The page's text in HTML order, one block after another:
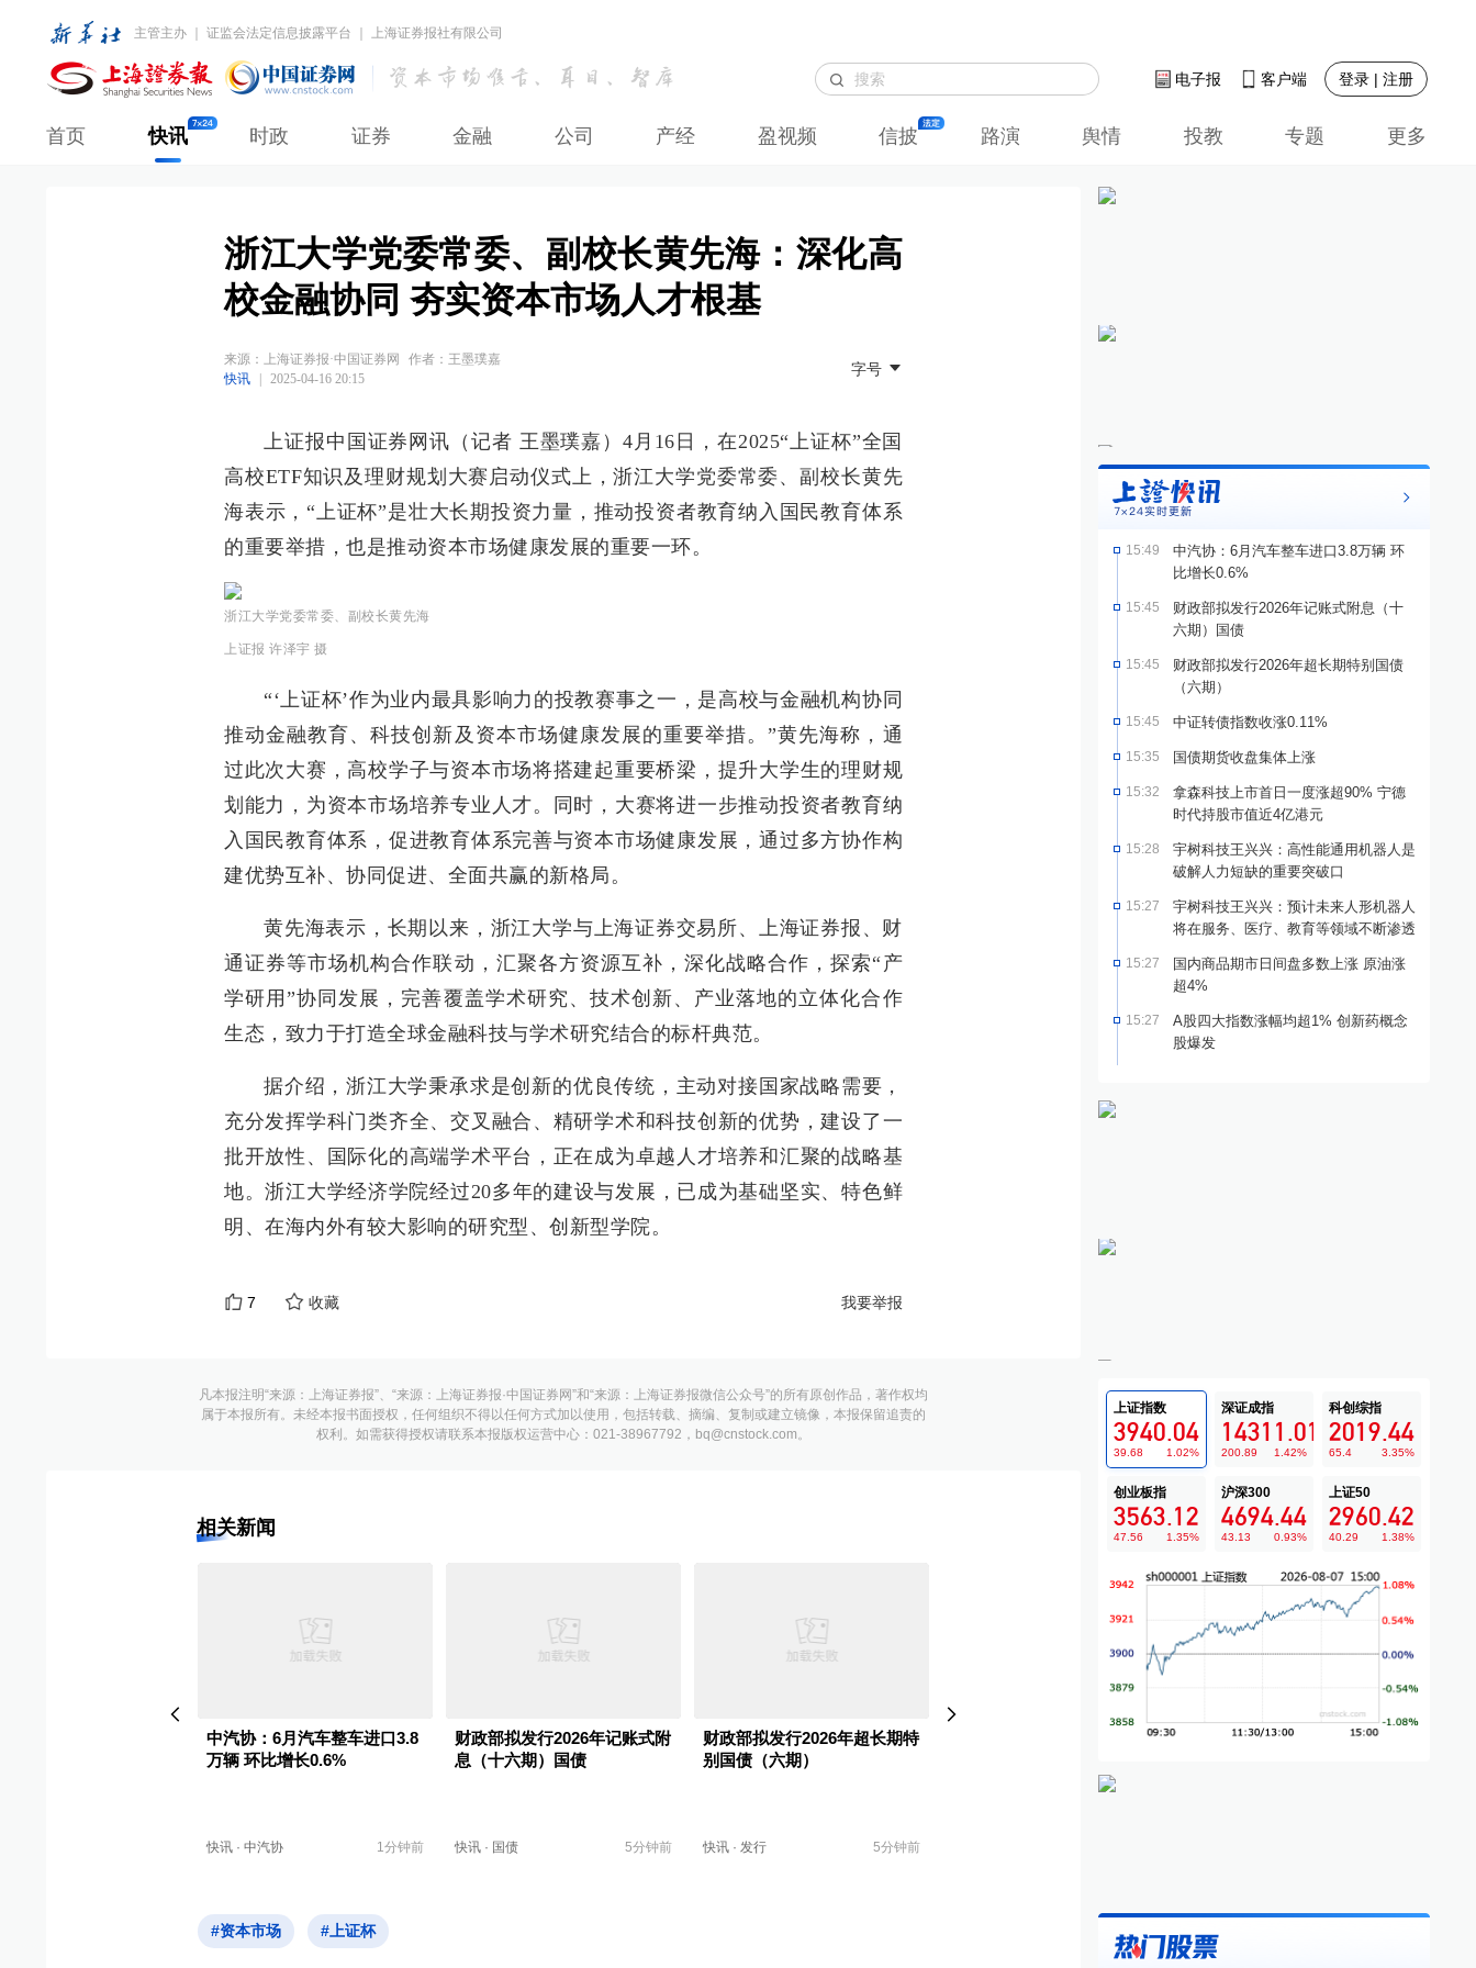
主管主办 ｜ 证监会法定信息披露平台 ｜ 上海证券报社有限公司
电子报 客户端 登录 | 注册
首页 快讯 时政 证券 金融 公司 产经 盈视频 信披 路演 舆情 投教 专题 更多
浙江大学党委常委、副校长黄先海：深化高
校金融协同 夯实资本市场人才根基
来源： 上海证券报·中国证券网
作者：王墨璞嘉
快讯
2025-04-16 20:15
字号
上证报中国证券网讯（记者 王墨璞嘉）4月16日，在2025“上证杯”全国
高校ETF知识及理财规划大赛启动仪式上，浙江大学党委常委、副校长黄先
海表示，“上证杯”是壮大长期投资力量，推动投资者教育纳入国民教育体系
的重要举措，也是推动资本市场健康发展的重要一环。
浙江大学党委常委、副校长黄先海
上证报 许泽宇 摄
“‘上证杯’作为业内最具影响力的投教赛事之一，是高校与金融机构协同
推动金融教育、科技创新及资本市场健康发展的重要举措。”黄先海称，通
过此次大赛，高校学子与资本市场将搭建起重要桥梁，提升大学生的理财规
划能力，为资本市场培养专业人才。同时，大赛将进一步推动投资者教育纳
入国民教育体系，促进教育体系完善与资本市场健康发展，通过多方协作构
建优势互补、协同促进、全面共赢的新格局。
黄先海表示，长期以来，浙江大学与上海证券交易所、上海证券报、财
通证券等市场机构合作联动，汇聚各方资源互补，深化战略合作，探索“产
学研用”协同发展，完善覆盖学术研究、技术创新、产业落地的立体化合作
生态，致力于打造全球金融科技与学术研究结合的标杆典范。
据介绍，浙江大学秉承求是创新的优良传统，主动对接国家战略需要，
充分发挥学科门类齐全、交叉融合、精研学术和科技创新的优势，建设了一
批开放性、国际化的高端学术平台，正在成为卓越人才培养和汇聚的战略基
地。浙江大学经济学院经过20多年的建设与发展，已成为基础坚实、特色鲜
明、在海内外有较大影响的研究型、创新型学院。
7 收藏 我要举报
凡本报注明“来源：上海证券报”、“来源：上海证券报·中国证券网”和“来源：上海证券报微信公众号”的所有原创作品，著作权均
属于本报所有。未经本报书面授权，任何组织不得以任何方式加以使用，包括转载、摘编、复制或建立镜像，本报保留追责的
权利。如需获得授权请联系本报版权运营中心：021-38967792，bq@cnstock.com。
相关新闻
中汽协：6月汽车整车进口3.8
万辆 环比增长0.6%
快讯 · 中汽协 1分钟前
财政部拟发行2026年记账式附
息（十六期）国债
快讯 · 国债 5分钟前
财政部拟发行2026年超长期特
别国债（六期）
快讯 · 发行 5分钟前
中汽协：6月汽车整车进口3.8
#资本市场 #上证杯
15:49
中汽协：6月汽车整车进口3.8万辆 环
比增长0.6%
15:45
财政部拟发行2026年记账式附息（十
六期）国债
15:45
财政部拟发行2026年超长期特别国债
（六期）
15:45 中证转债指数收涨0.11%
15:35 国债期货收盘集体上涨
15:32
拿森科技上市首日一度涨超90% 宁德
时代持股市值近4亿港元
15:28
宇树科技王兴兴：高性能通用机器人是
破解人力短缺的重要突破口
15:27
宇树科技王兴兴：预计未来人形机器人
将在服务、医疗、教育等领域不断渗透
15:27
国内商品期市日间盘多数上涨 原油涨
超4%
15:27
A股四大指数涨幅均超1% 创新药概念
股爆发
上证指数
3940.04
39.68 1.02%
深证成指
14311.01
200.89 1.42%
科创综指
2019.44
65.4 3.35%
创业板指
3563.12
47.56 1.35%
沪深300
4694.44
43.13 0.93%
上证50
2960.42
40.29 1.38%